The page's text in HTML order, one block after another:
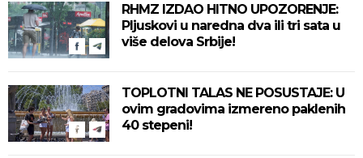
RHMZ IZDAO HITNO UPOZORENJE:
Pljuskovi u naredna dva ili tri sata u
više delova Srbije!
TOPLOTNI TALAS NE POSUSTAJE: U
ovim gradovima izmereno paklenih
40 stepeni!